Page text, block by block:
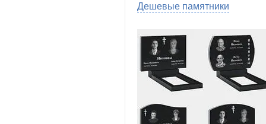
Дешевые памятники